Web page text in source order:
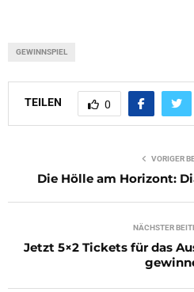
GEWINNSPIEL
TEILEN 0
VORIGER
Die Hölle am Horizont:
NÄCHSTER
Jetzt 5×2 Tickets für das